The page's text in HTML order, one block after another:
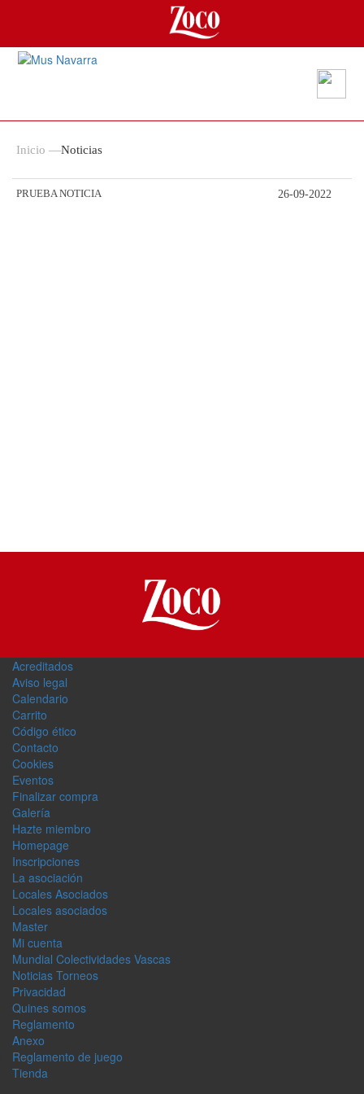
Inicio —Noticias
26-09-2022
PRUEBA NOTICIA
Acreditados
Aviso legal
Calendario
Carrito
Código ético
Contacto
Cookies
Eventos
Finalizar compra
Galerí­a
Hazte miembro
Homepage
Inscripciones
La asociación
Locales Asociados
Locales asociados
Master
Mi cuenta
Mundial Colectividades Vascas
Noticias Torneos
Privacidad
Quines somos
Reglamento
Anexo
Reglamento de juego
Tienda